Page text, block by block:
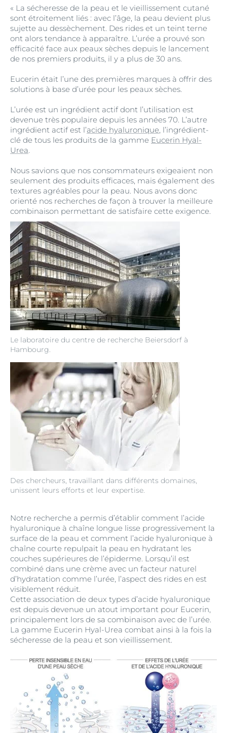
Le laboratoire du centre de recherche Beiersdorf à
Hambourg.
Des chercheurs, travaillant dans différents domaines,
unissent leurs efforts et leur expertise.
« La sécheresse de la peau et le vieillissement cutané
sont étroitement liés : avec l’âge, la peau devient plus
sujette au dessèchement. Des rides et un teint terne
ont alors tendance à apparaître. L’urée a prouvé son
efficacité face aux peaux sèches depuis le lancement
de nos premiers produits, il y a plus de 30 ans.
Eucerin était l’une des premières marques à offrir des
solutions à base d’urée pour les peaux sèches.
L’urée est un ingrédient actif dont l’utilisation est
devenue très populaire depuis les années 70. L’autre
ingrédient actif est l’acide hyaluronique, l’ingrédient-
clé de tous les produits de la gamme Eucerin Hyal-
Urea.
Nous savions que nos consommateurs exigeaient non
seulement des produits efficaces, mais également des
textures agréables pour la peau. Nous avons donc
orienté nos recherches de façon à trouver la meilleure
combinaison permettant de satisfaire cette exigence.
Notre recherche a permis d’établir comment l’acide
hyaluronique à chaîne longue lisse progressivement la
surface de la peau et comment l’acide hyaluronique à
chaîne courte repulpait la peau en hydratant les
couches supérieures de l’épiderme. Lorsqu’il est
combiné dans une crème avec un facteur naturel
d’hydratation comme l’urée, l’aspect des rides en est
visiblement réduit.
Cette association de deux types d’acide hyaluronique
est depuis devenue un atout important pour Eucerin,
principalement lors de sa combinaison avec de l’urée.
La gamme Eucerin Hyal-Urea combat ainsi à la fois la
sécheresse de la peau et son vieillissement.